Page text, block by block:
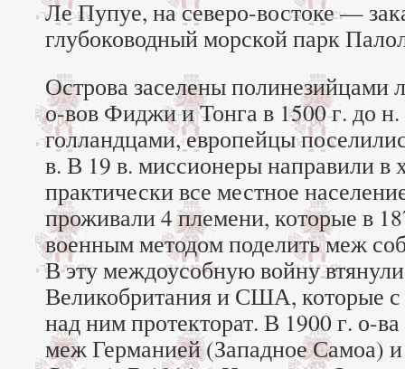
Ле Пупуе, на северо-востоке —
глубоководный морской парк
Острова заселены
о-вов Фиджи и Тонга в 1500 г. до
голландцами, европейцы
в. В 19 в. миссионеры направили в
практически все местное
проживали 4 племени, которые в
военным методом поделить меж
В эту междоусобную войну
Великобритания и США, которые с
над ним протекторат. В 1900 г. о-
меж Германией (Западное Самоа)